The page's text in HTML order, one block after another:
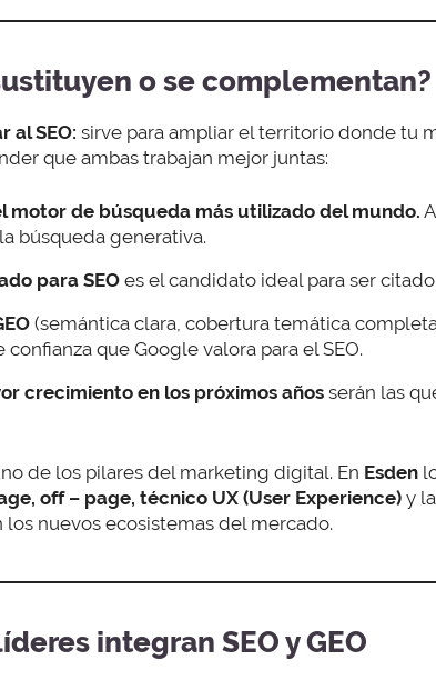
o se complementan?
al SEO: sirve para ampliar el territorio donde tu
que ambas trabajan mejor juntas:
motor de búsqueda más utilizado del mundo.
búsqueda generativa.
para SEOes el candidato ideal para ser
(semántica clara, cobertura temática
que Google valora para el SEO.
crecimiento en los próximos años serán las
de los pilares del marketing digital. En Esden
off – page, técnico UX (User Experience)y
nuevos ecosistemas del mercado.
integran SEO y GEO